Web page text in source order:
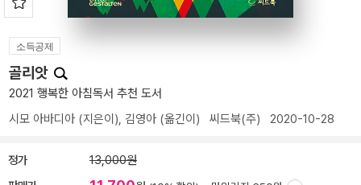
소득공제
골리앗
2021 행복한 아침독서 추천 도서
시모 아바디아 (지은이), 김영아 (옮긴이) 씨드북(주) 2020-10-28
정가 13,000원